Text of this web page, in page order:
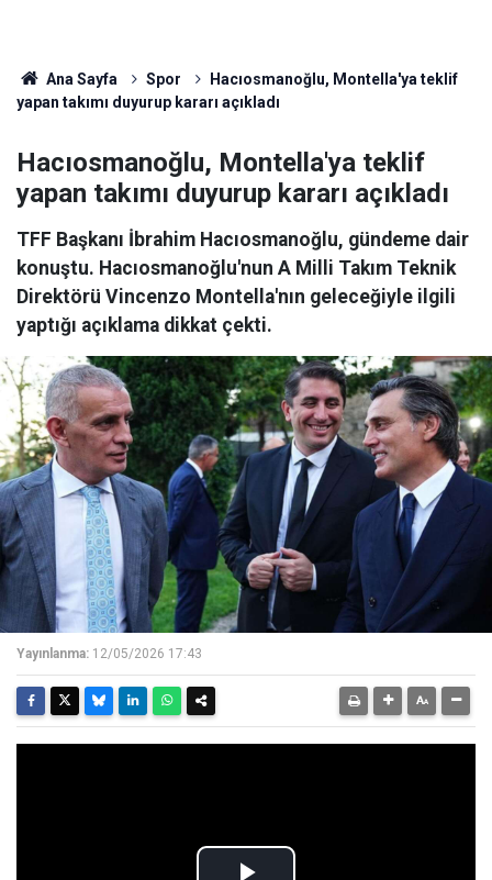
Ana Sayfa Spor
Hacıosmanoğlu, Montella'ya teklif
yapan takımı duyurup kararı açıkladı
Hacıosmanoğlu, Montella'ya teklif
yapan takımı duyurup kararı açıkladı
TFF Başkanı İbrahim Hacıosmanoğlu, gündeme dair
konuştu. Hacıosmanoğlu'nun A Milli Takım Teknik
Direktörü Vincenzo Montella'nın geleceğiyle ilgili
yaptığı açıklama dikkat çekti.
Yayınlanma: 12/05/2026 17:43